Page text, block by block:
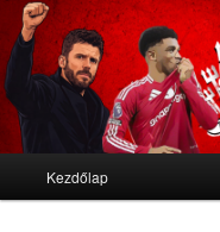
Stretford
We'll never die
Tovább az elsődleges
Tovább a másodlagos
Kezdőlap